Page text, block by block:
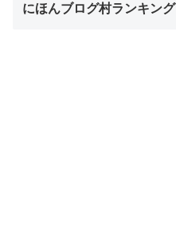
にほんブログ村ランキング